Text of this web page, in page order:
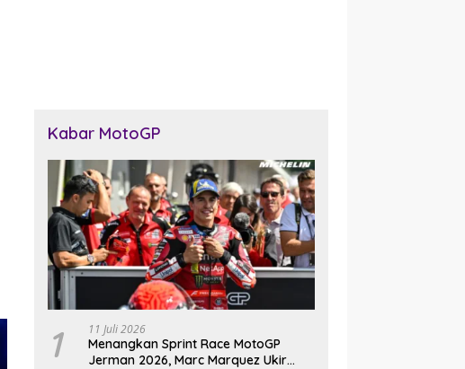
Kabar MotoGP
1 11 Juli 2026
Menangkan Sprint Race MotoGP
Jerman 2026, Marc Marquez Ukir